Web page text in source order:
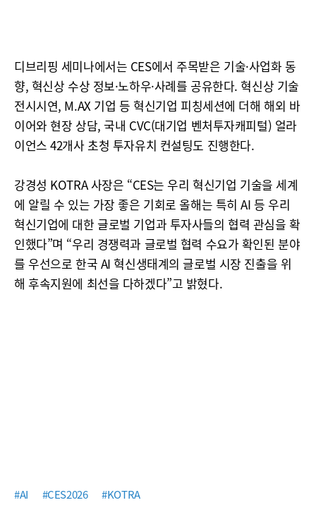
디브리핑 세미나에서는 CES에서 주목받은 기술·사업화 동
향, 혁신상 수상 정보·노하우·사례를 공유한다. 혁신상 기술
전시시연, M.AX 기업 등 혁신기업 피칭세션에 더해 해외 바
이어와 현장 상담, 국내 CVC(대기업 벤처투자캐피털) 얼라
이언스 42개사 초청 투자유치 컨설팅도 진행한다.
강경성 KOTRA 사장은 “CES는 우리 혁신기업 기술을 세계
에 알릴 수 있는 가장 좋은 기회로 올해는 특히 AI 등 우리
혁신기업에 대한 글로벌 기업과 투자사들의 협력 관심을 확
인했다”며 “우리 경쟁력과 글로벌 협력 수요가 확인된 분야
를 우선으로 한국 AI 혁신생태계의 글로벌 시장 진출을 위
해 후속지원에 최선을 다하겠다”고 밝혔다.
#AI #CES2026 #KOTRA